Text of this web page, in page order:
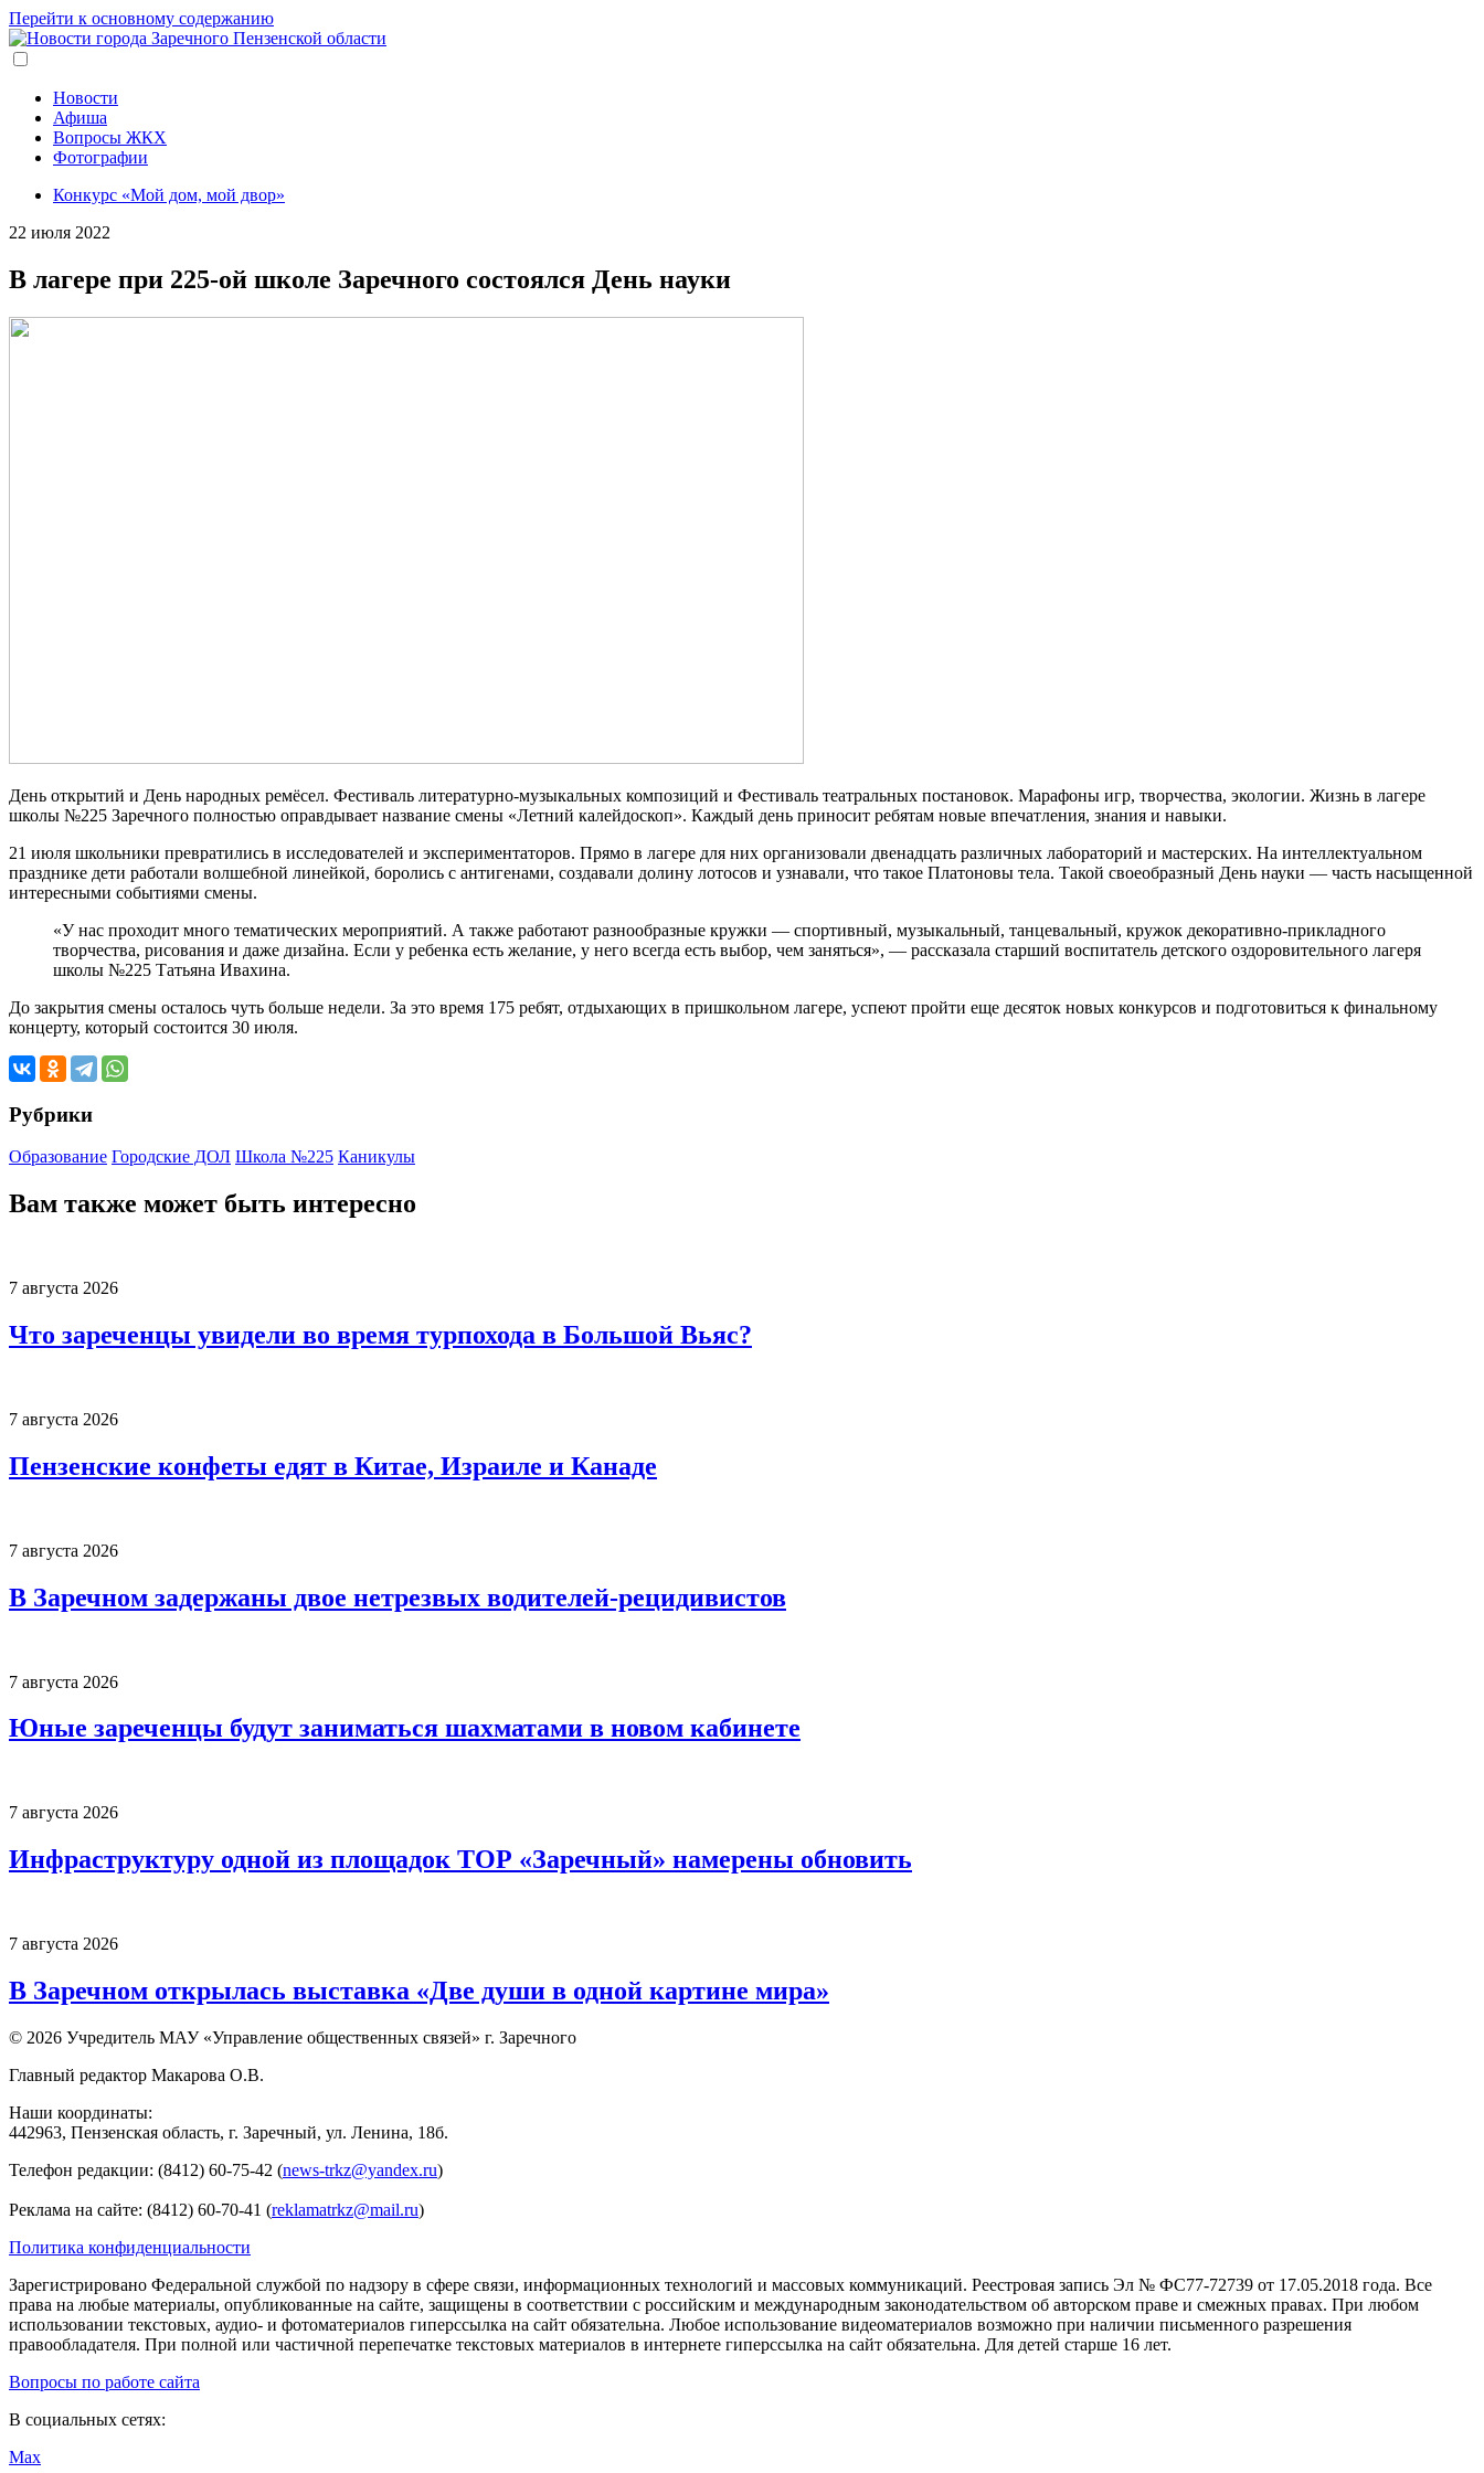
Перейти к основному содержанию
Новости
Афиша
Вопросы ЖКХ
Фотографии
Конкурс «Мой дом, мой двор»
22 июля 2022
В лагере при 225-ой школе Заречного состоялся День науки
День открытий и День народных ремёсел. Фестиваль литературно-музыкальных композиций и Фестиваль театральных постановок. Марафоны игр, творчества, экологии. Жизнь в лагере
школы №225 Заречного полностью оправдывает название смены «Летний калейдоскоп». Каждый день приносит ребятам новые впечатления, знания и навыки.
21 июля школьники превратились в исследователей и экспериментаторов. Прямо в лагере для них организовали двенадцать различных лабораторий и мастерских. На интеллектуальном
празднике дети работали волшебной линейкой, боролись с антигенами, создавали долину лотосов и узнавали, что такое Платоновы тела. Такой своеобразный День науки — часть насыщенной
интересными событиями смены.
«У нас проходит много тематических мероприятий. А также работают разнообразные кружки — спортивный, музыкальный, танцевальный, кружок декоративно-прикладного
творчества, рисования и даже дизайна. Если у ребенка есть желание, у него всегда есть выбор, чем заняться», — рассказала старший воспитатель детского оздоровительного лагеря
школы №225 Татьяна Ивахина.
До закрытия смены осталось чуть больше недели. За это время 175 ребят, отдыхающих в пришкольном лагере, успеют пройти еще десяток новых конкурсов и подготовиться к финальному
концерту, который состоится 30 июля.
Рубрики
Образование Городские ДОЛ Школа №225 Каникулы
Вам также может быть интересно
7 августа 2026
Что зареченцы увидели во время турпохода в Большой Вьяс?
7 августа 2026
Пензенские конфеты едят в Китае, Израиле и Канаде
7 августа 2026
В Заречном задержаны двое нетрезвых водителей-рецидивистов
7 августа 2026
Юные зареченцы будут заниматься шахматами в новом кабинете
7 августа 2026
Инфраструктуру одной из площадок ТОР «Заречный» намерены обновить
7 августа 2026
В Заречном открылась выставка «Две души в одной картине мира»
© 2026 Учредитель МАУ «Управление общественных связей» г. Заречного
Главный редактор Макарова О.В.
Наши координаты:
442963, Пензенская область, г. Заречный, ул. Ленина, 18б.
Телефон редакции: (8412) 60-75-42 (news-trkz@yandex.ru)
Реклама на сайте: (8412) 60-70-41 (reklamatrkz@mail.ru)
Политика конфиденциальности
Зарегистрировано Федеральной службой по надзору в сфере связи, информационных технологий и массовых коммуникаций. Реестровая запись Эл № ФС77-72739 от 17.05.2018 года. Все
права на любые материалы, опубликованные на сайте, защищены в соответствии с российским и международным законодательством об авторском праве и смежных правах. При любом
использовании текстовых, аудио- и фотоматериалов гиперссылка на сайт обязательна. Любое использование видеоматериалов возможно при наличии письменного разрешения
правообладателя. При полной или частичной перепечатке текстовых материалов в интернете гиперссылка на сайт обязательна. Для детей старше 16 лет.
Вопросы по работе сайта
В социальных сетях:
Max